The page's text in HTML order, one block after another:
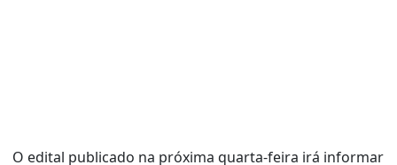
O edital publicado na próxima quarta-feira irá informar